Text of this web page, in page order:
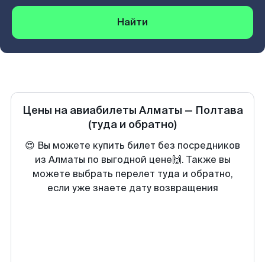
Найти
Цены на авиабилеты Алматы — Полтава
(туда и обратно)
😍 Вы можете купить билет без посредников
из Алматы по выгодной цене🙌. Также вы
можете выбрать перелет туда и обратно,
если уже знаете дату возвращения